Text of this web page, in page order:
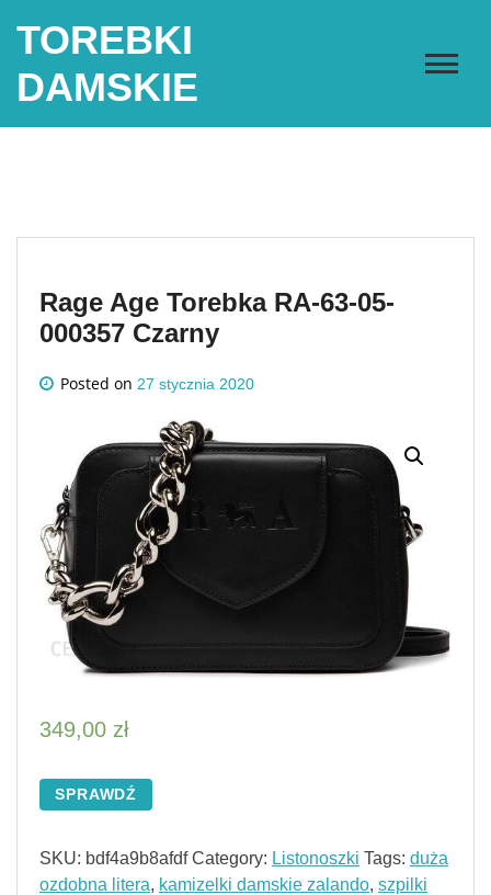
TOREBKI
DAMSKIE
Rage Age Torebka RA-63-05-
000357 Czarny
Posted on 27 stycznia 2020
349,00 zł
SPRAWDŹ
SKU: bdf4a9b8afdf Category: Listonoszki Tags: duża
ozdobna litera, kamizelki damskie zalando, szpilki